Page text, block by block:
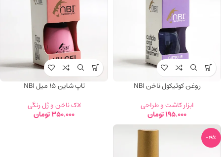
روغن کوتیکول ناخن NBI
ابزار کاشت و طراحی
195.000تومان
تاپ شاین ۱۵ میل NBI
لاک ناخن و ژل رنگی
350.000تومان
-19%